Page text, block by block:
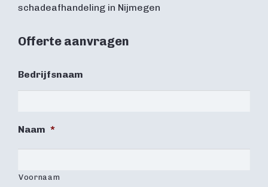
schadeafhandeling in Nijmegen
Offerte aanvragen
Bedrijfsnaam
Naam *
Voornaam